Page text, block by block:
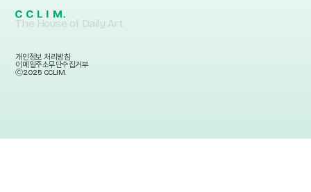
The House of Daily Art
개인정보 처리방침
이메일주소무단수집거부
Ⓒ2025 CCLIM.